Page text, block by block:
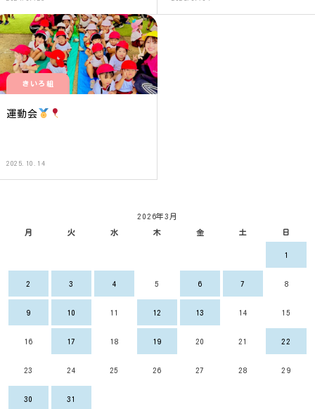
きいろ組
運動会
2025.10.14
2026年3月
月 火 水 木 金 土 日
1
2 3 4 5 6 7 8
9 10 11 12 13 14 15
16 17 18 19 20 21 22
23 24 25 26 27 28 29
30 31